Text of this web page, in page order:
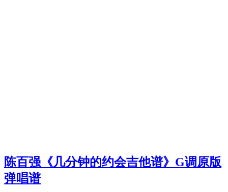
陈百强《几分钟的约会吉他谱》G调原版
弹唱谱